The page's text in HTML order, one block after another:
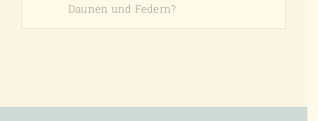
Daunen und Federn?